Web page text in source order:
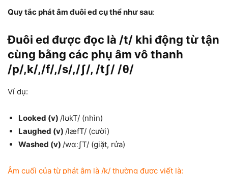
Quy tắc phát âm đuôi ed cụ thể như sau:
Đuôi ed được đọc là /t/ khi động từ tận
cùng bằng các phụ âm vô thanh
/p/,k/,/f/,/s/,/ʃ/, /tʃ/ /θ/
Ví dụ:
Looked (v) /lʊkT/ (nhìn)
Laughed (v) /læfT/ (cười)
Washed (v) /wɑːʃT/ (giặt, rửa)
Âm cuối của từ phát âm là /k/ thường được viết là: